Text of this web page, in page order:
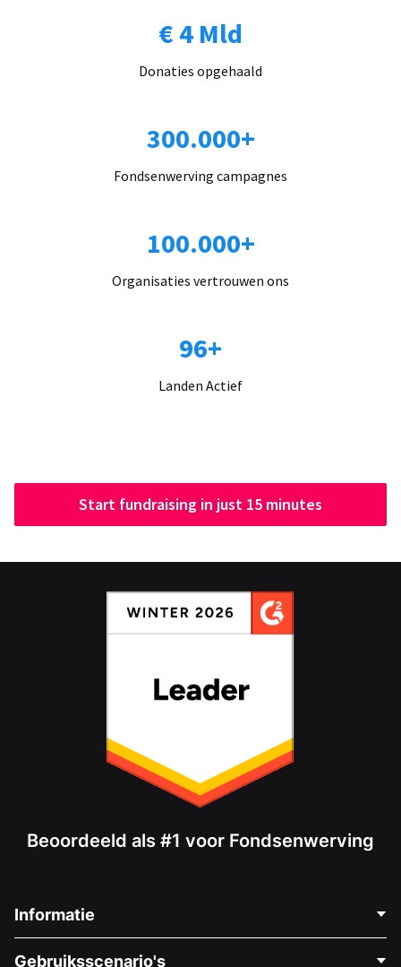
€ 4 Mld
Donaties opgehaald
300.000+
Fondsenwerving campagnes
100.000+
Organisaties vertrouwen ons
96+
Landen Actief
Start fundraising in just 15 minutes
Beoordeeld als #1 voor Fondsenwerving
Informatie
Gebruiksscenario's